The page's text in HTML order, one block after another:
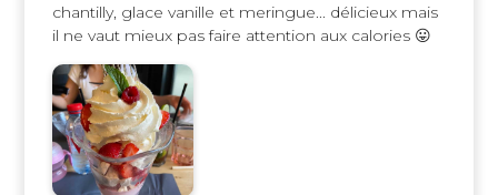
chantilly, glace vanille et meringue... délicieux mais
il ne vaut mieux pas faire attention aux calories 😛